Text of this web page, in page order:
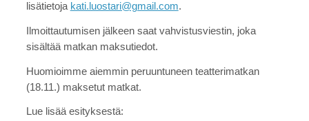
lisätietoja kati.luostari@gmail.com.
Ilmoittautumisen jälkeen saat vahvistusviestin, joka
sisältää matkan maksutiedot.
Huomioimme aiemmin peruuntuneen teatterimatkan
(18.11.) maksetut matkat.
Lue lisää esityksestä: